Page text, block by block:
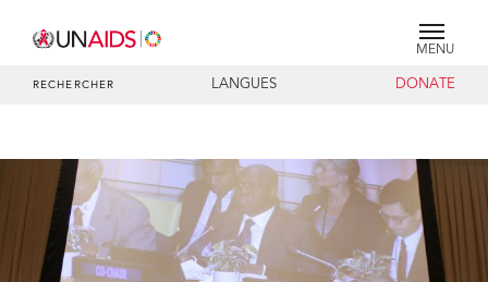
MENU
RECHERCHER LANGUES DONATE